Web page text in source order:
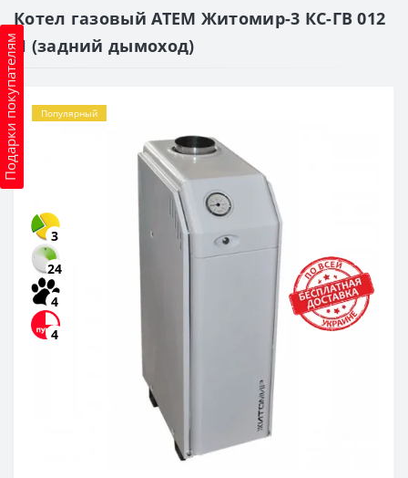
Подарки покупателям
Котел газовый АТЕМ Житомир-3 КС-ГВ 012
Н (задний дымоход)
Популярный
3
24
4
4